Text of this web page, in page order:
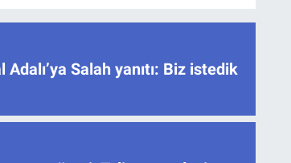
Salah yanıtı: Biz istedik